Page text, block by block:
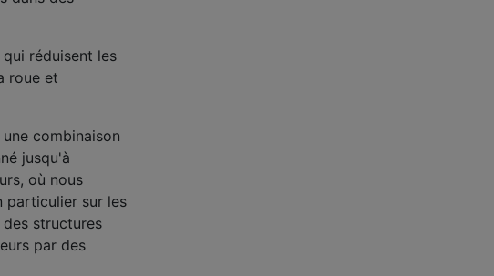
réduisent les
roue et
combinaison
jusqu'à
où nous
particulier sur les
des structures
par des